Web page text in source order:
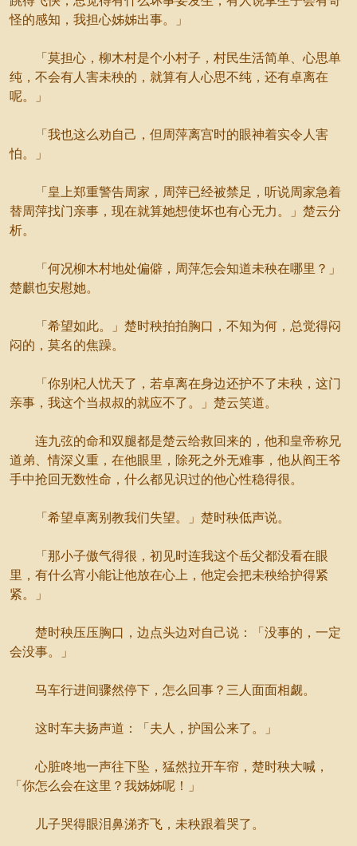
怪的感知，我担心姊姊出事。」
「莫担心，柳木村是个小村子，村民生活简单、心思单
纯，不会有人害未秧的，就算有人心思不纯，还有卓离在
呢。」
「我也这么劝自己，但周萍离宫时的眼神着实令人害
怕。」
「皇上郑重警告周家，周萍已经被禁足，听说周家急着
替周萍找门亲事，现在就算她想使坏也有心无力。」楚云分
析。
「何况柳木村地处偏僻，周萍怎会知道未秧在哪里？」
楚麒也安慰她。
「希望如此。」楚时秧拍拍胸口，不知为何，总觉得闷
闷的，莫名的焦躁。
「你别杞人忧天了，若卓离在身边还护不了未秧，这门
亲事，我这个当叔叔的就应不了。」楚云笑道。
连九弦的命和双腿都是楚云给救回来的，他和皇帝称兄
道弟、情深义重，在他眼里，除死之外无难事，他从阎王爷
手中抢回无数性命，什么都见识过的他心性稳得很。
「希望卓离别教我们失望。」楚时秧低声说。
「那小子傲气得很，初见时连我这个岳父都没看在眼
里，有什么宵小能让他放在心上，他定会把未秧给护得紧
紧。」
楚时秧压压胸口，边点头边对自己说：「没事的，一定
会没事。」
马车行进间骤然停下，怎么回事？三人面面相觑。
这时车夫扬声道：「夫人，护国公来了。」
心脏咚地一声往下坠，猛然拉开车帘，楚时秧大喊，
「你怎么会在这里？我姊姊呢！」
儿子哭得眼泪鼻涕齐飞，未秧跟着哭了。